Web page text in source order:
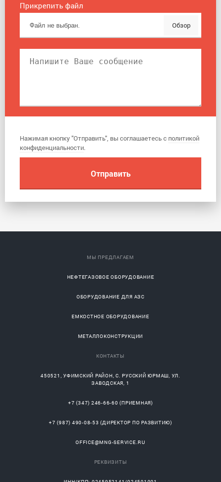
Прикрепить файл
Обзор
Нажимая кнопку "Отправить", вы соглашаетесь с политикой
конфиденциальности.
МЫ ПРЕДЛАГАЕМ
НЕФТЕГАЗОВОЕ ОБОРУДОВАНИЕ
ОБОРУДОВАНИЕ ДЛЯ АЗС
ЕМКОСТНОЕ ОБОРУДОВАНИЕ
МЕТАЛЛОКОНСТРУКЦИИ
КОНТАКТЫ
450521 ,УФИМСКИЙ РАЙОН, С.РУССКИЙ ЮРМАШ, УЛ.
ЗАВОДСКАЯ, 1
+7 (347) 246-66-60 (ПРИЕМНАЯ)
+7 (987) 490-08-53 (ДИРЕКТОР ПО РАЗВИТИЮ)
OFFICE@MNG-SERVICE.RU
РЕКВИЗИТЫ